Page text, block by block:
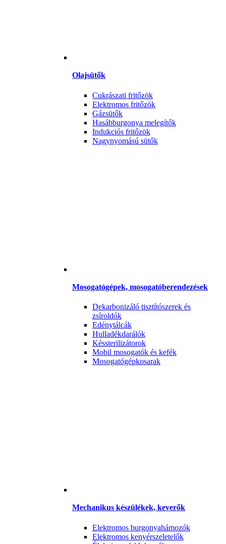
Olajsütők
Cukrászati fritőzök
Elektromos fritőzök
Gázsütők
Hasábburgonya melegítők
Indukciós fritőzök
Nagynyomású sütők
Mosogatógépek, mosogatóberendezések
Dekarbonizáló tisztítószerek és
zsíroldók
Edénytálcák
Hulladékdarálók
Késsterilizátorok
Mobil mosogatók és kefék
Mosogatógépkosarak
Mechanikus készülékek, keverők
Elektromos burgonyahámozók
Elektromos kenyérszeletelők